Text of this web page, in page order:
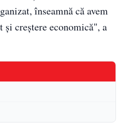
înseamnă că avem
creștere economică", a